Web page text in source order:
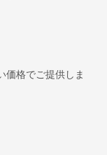
価格でご提供しま